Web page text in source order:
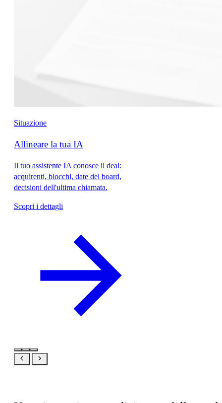
Situazione
Allineare la tua IA
Il tuo assistente IA conosce il deal:
acquirenti, blocchi, date del board,
decisioni dell'ultima chiamata.
Scopri i dettagli